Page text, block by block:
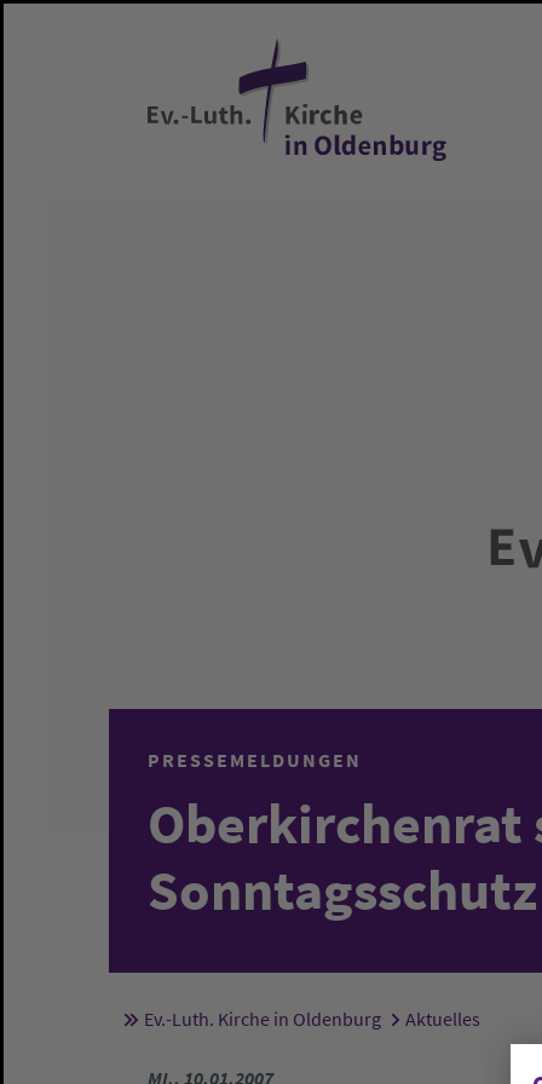
PRESSEMELDUNGEN
Oberkirchenrat
Sie sind hier:
Ev.-Luth. Kirche in Oldenburg Aktuelles
MI., 10.01.2007